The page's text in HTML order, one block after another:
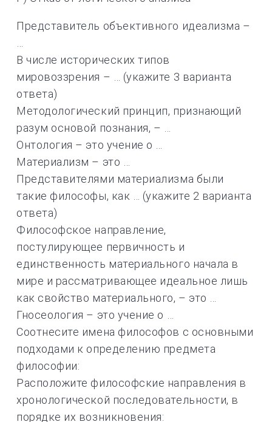
Представитель объективного идеализма –
…
В числе исторических типов
мировоззрения – … (укажите 3 варианта
ответа)
Методологический принцип, признающий
разум основой познания, – …
Онтология – это учение о …
Материализм – это …
Представителями материализма были
такие философы, как … (укажите 2 варианта
ответа)
Философское направление,
постулирующее первичность и
единственность материального начала в
мире и рассматривающее идеальное лишь
как свойство материального, – это …
Гносеология – это учение о …
Соотнесите имена философов с основными
подходами к определению предмета
философии:
Расположите философские направления в
хронологической последовательности, в
порядке их возникновения: